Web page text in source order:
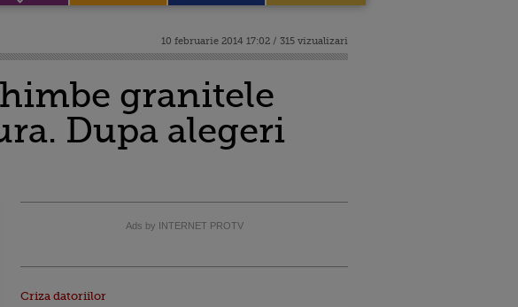
10 februarie 2014 17:02 / 315 vizualizari
granitele
Dupa alegeri
Ads by INTERNET PROTV
Criza datoriilor